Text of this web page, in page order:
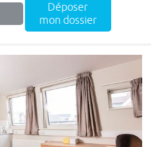
Déposer
mon dossier